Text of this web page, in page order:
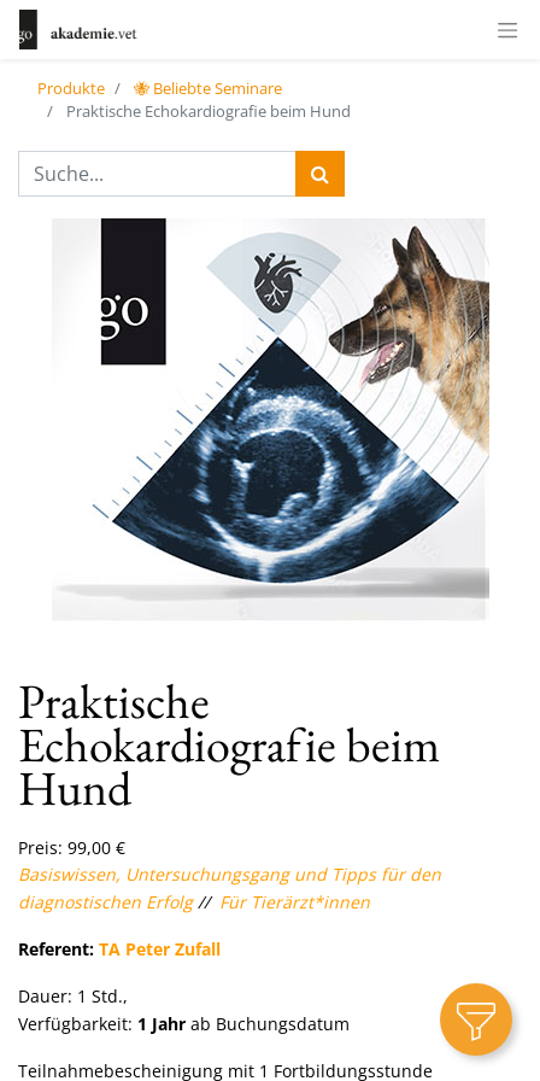
Produkte
🐝 Beliebte Seminare
Praktische Echokardiografie beim Hund
Praktische
Echokardiografie beim
Hund
Preis: 99,00 €
Basiswissen, Untersuchungsgang und Tipps für den
diagnostischen Erfolg // Für Tierärzt*innen
Referent: TA Peter Zufall
Dauer: 1 Std.,
Verfügbarkeit: 1 Jahr ab Buchungsdatum
Teilnahmebescheinigung mit 1 Fortbildungsstunde